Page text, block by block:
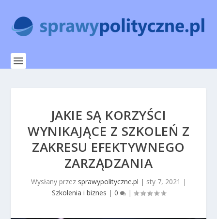
JAKIE SĄ KORZYŚCI
WYNIKAJĄCE Z SZKOLEŃ Z
ZAKRESU EFEKTYWNEGO
ZARZĄDZANIA
Wysłany przez sprawypolityczne.pl | sty 7, 2021 |
Szkolenia i biznes | 0 |